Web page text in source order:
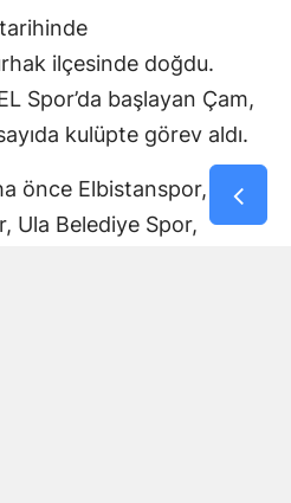
tarihinde
ilçesinde doğdu.
Spor’da başlayan Çam,
kulüpte görev aldı.
önce Elbistanspor,
Ula Belediye Spor,